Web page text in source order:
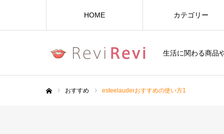
生活に関わる商品
HOME カテゴリー
おすすめ esteelauderおすすめの使い方1